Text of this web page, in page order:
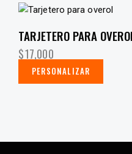
TARJETERO PARA
$17,000
PERSONALIZAR